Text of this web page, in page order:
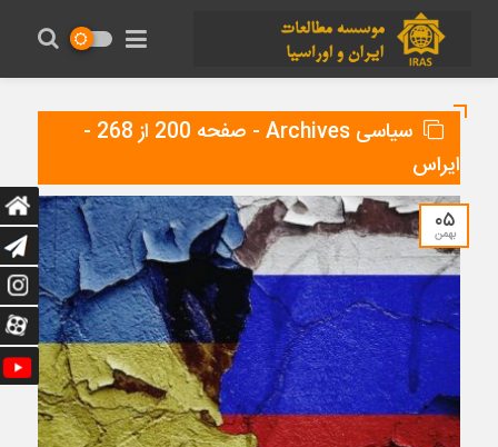
سیاسی Archives - صفحه 200 از 268 -
ایراس
۰۵
بهمن